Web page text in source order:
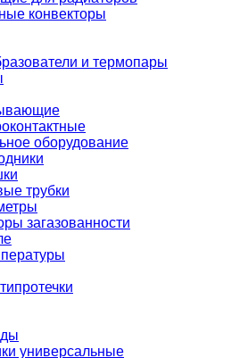
конвекторы
и термопары
оборудование
трубки
загазованности
универсальные